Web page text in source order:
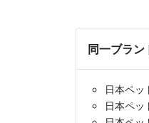
同一ブラン
日本ペッ
日本ペッ